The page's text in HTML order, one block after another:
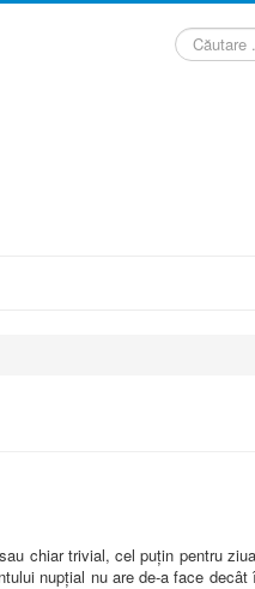
Căutare
...
chiar trivial, cel puțin pentru
nupțial nu are de-a face